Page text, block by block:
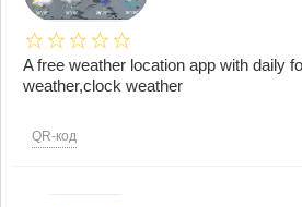
A free weather location app with daily
weather,clock weather
QR-код